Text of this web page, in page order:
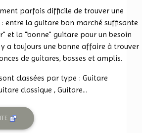
parfois difficile de trouver une
entre la guitare bon marché suffisante
et la "bonne" guitare pour un besoin
y a toujours une bonne affaire à trouver
de guitares, basses et amplis.
classées par type : Guitare
classique , Guitare...